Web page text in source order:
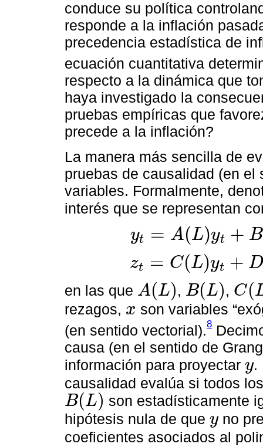
conduce su política
responde a la inflación
precedencia estadística de
ecuación cuantitativa
respecto a la dinámica que
haya investigado la
pruebas empíricas que
precede a la inflación?
La manera más sencilla de
pruebas de causalidad (en el
variables. Formalmente,
interés que se representan
yt = A(L)yt + B
zt = C(L)yt +
+ t+
en las que A(L)
A(L) , B(L)
B(L) , C(
C(L
rezagos, x
x
son variables
(en sentido vectorial).8
causa (en el sentido de
información para proyectar y
y .
causalidad evalúa si todos
B(L)
B(L)
son estadísticamente
hipótesis nula de que y
y no
coeficientes asociados al